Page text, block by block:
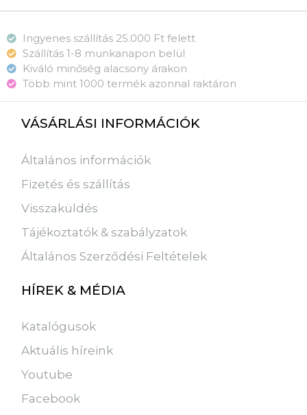
Ingyenes szállítás 25.000 Ft felett
Szállítás 1-8 munkanapon belül
Kiváló minőség alacsony árakon
Több mint 1000 termék azonnal raktáron
VÁSÁRLÁSI INFORMÁCIÓK
Általános információk
Fizetés és szállítás
Visszaküldés
Tájékoztatók & szabályzatok
Általános Szerződési Feltételek
HÍREK & MÉDIA
Katalógusok
Aktuális híreink
Youtube
Facebook